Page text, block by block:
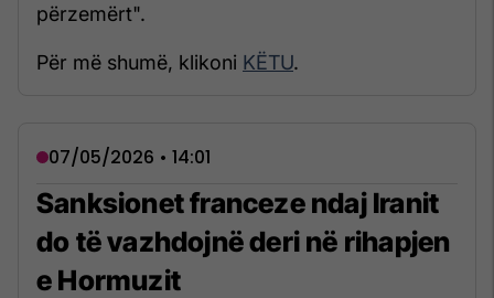
përzemërt".
Për më shumë, klikoni KËTU.
07/05/2026 • 14:01
Sanksionet franceze ndaj Iranit
do të vazhdojnë deri në rihapjen
e Hormuzit